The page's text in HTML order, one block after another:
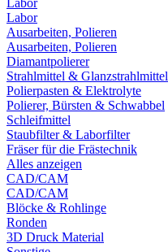
Labor
Labor
Ausarbeiten, Polieren
Ausarbeiten, Polieren
Diamantpolierer
Strahlmittel & Glanzstrahlmittel
Polierpasten & Elektrolyte
Polierer, Bürsten & Schwabbel
Schleifmittel
Staubfilter & Laborfilter
Fräser für die Frästechnik
Alles anzeigen
CAD/CAM
CAD/CAM
Blöcke & Rohlinge
Ronden
3D Druck Material